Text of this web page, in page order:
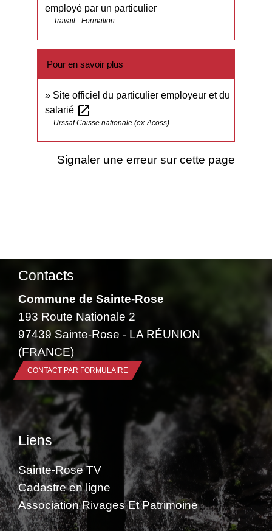
employé par un particulier
Travail - Formation
Pour en savoir plus
Site officiel du particulier employeur et du
salarié open_in_new
Urssaf Caisse nationale (ex-Acoss)
Signaler une erreur sur cette page
Contacts
Commune de Sainte-Rose
193 Route Nationale 2
97439 Sainte-Rose - LA RÉUNION
(FRANCE)
CONTACT PAR FORMULAIRE
Liens
Sainte-Rose TV
Cadastre en ligne
Association Rivages Et Patrimoine